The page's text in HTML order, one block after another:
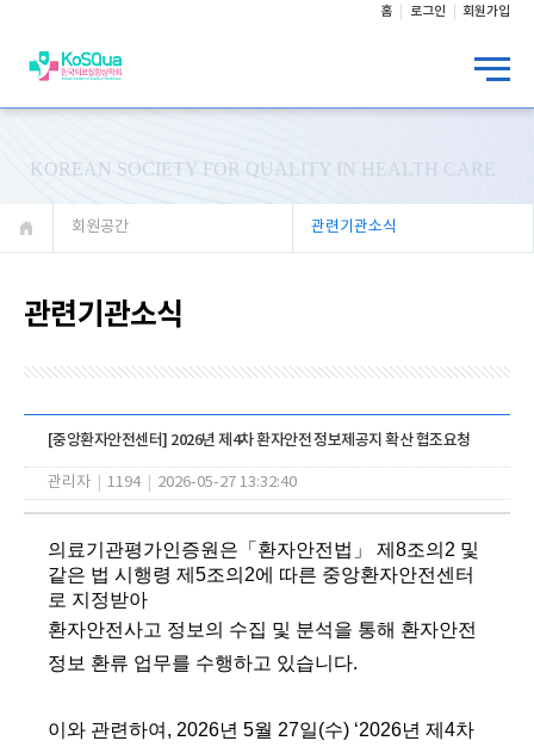
홈 로그인 회원가입
KOREAN SOCIETY FOR QUALITY IN HEALTH CARE
회원공간 관련기관소식
관련기관소식
[중앙환자안전센터] 2026년 제4차 환자안전 정보제공지 확산 협조요청
관리자 1194 2026-05-27 13:32:40
의료기관평가인증원은「환자안전법」 제8조의2 및
같은 법 시행령 제5조의2에 따른 중앙환자안전센터
로 지정받아
환자안전사고 정보의 수집 및 분석을 통해 환자안전
정보 환류 업무를 수행하고 있습니다.
이와 관련하여, 2026년 5월 27일(수) ‘2026년 제4차